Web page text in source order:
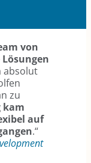
von
absolut
zu
kam
auf
.“